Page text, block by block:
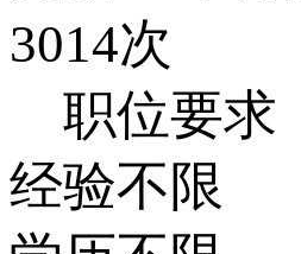
3014次
职位要求
经验不限